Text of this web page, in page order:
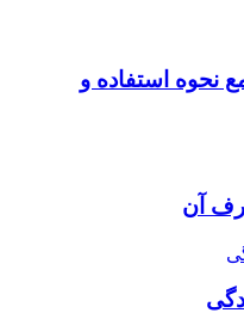
نحوه استفاده و
آن